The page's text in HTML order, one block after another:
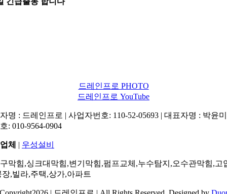
드레인프로 PHOTO
드레인프로 YouTube
명 : 드레인프로 | 사업자번호: 110-52-05693 | 대표자명 : 박윤
: 010-9564-0904
체 | 우성설비
막힘,싱크대막힘,변기막힘,펌프교체,누수탐지,오수관막힘,고
장,빌라,주택,상가,아파트